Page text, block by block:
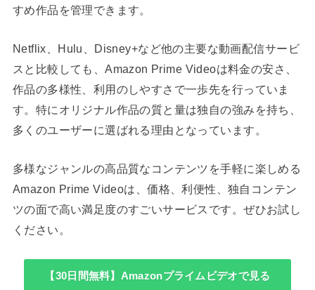
すめ作品を管理できます。
Netflix、Hulu、Disney+など他の主要な動画配信サービ
スと比較しても、Amazon Prime Videoは料金の安さ、
作品の多様性、利用のしやすさで一歩先を行っていま
す。特にオリジナル作品の質と量は独自の強みを持ち、
多くのユーザーに選ばれる理由となっています。
多様なジャンルの高品質なコンテンツを手軽に楽しめる
Amazon Prime Videoは、価格、利便性、独自コンテン
ツの面で高い満足度のすごいサービスです。ぜひお試し
ください。
【30日間無料】Amazonプライムビデオで見る